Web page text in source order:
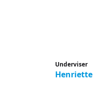
Underviser